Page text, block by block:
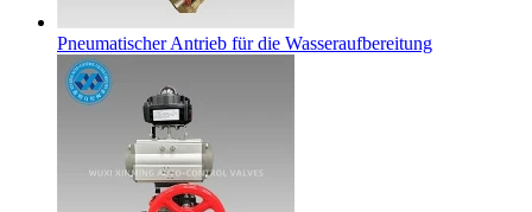
Pneumatischer Antrieb für die Wasseraufbereitung